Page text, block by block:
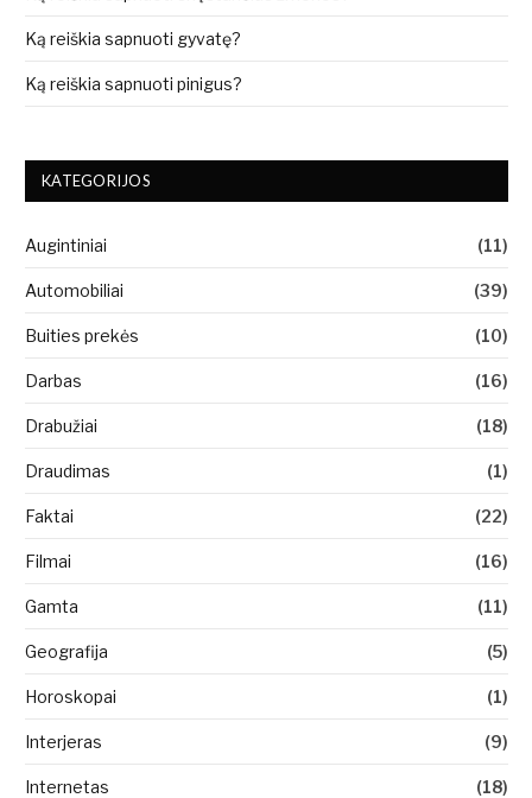
Ką reiškia sapnuoti gyvatę?
Ką reiškia sapnuoti pinigus?
KATEGORIJOS
Augintiniai (11)
Automobiliai (39)
Buities prekės (10)
Darbas (16)
Drabužiai (18)
Draudimas (1)
Faktai (22)
Filmai (16)
Gamta (11)
Geografija (5)
Horoskopai (1)
Interjeras (9)
Internetas (18)